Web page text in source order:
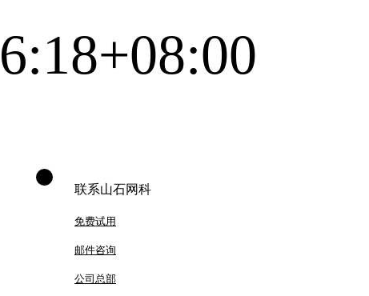
联系山石网科
免费试用
邮件咨询
公司总部